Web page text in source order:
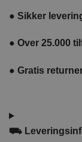
● Sikker
● Over 25.000
● Gratis
⛟